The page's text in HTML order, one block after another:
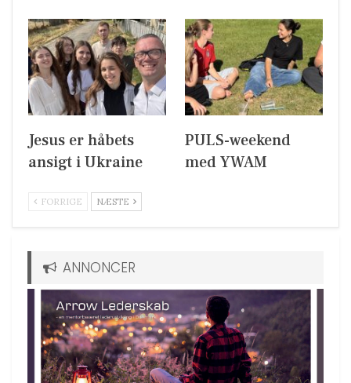
Jesus er håbets
ansigt i Ukraine
PULS-weekend
med YWAM
FORRIGE NÆSTE
ANNONCER